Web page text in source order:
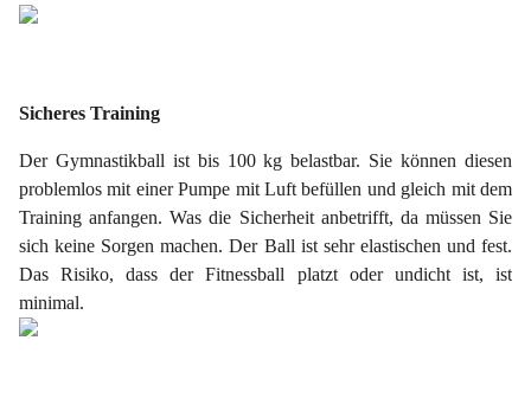
Sicheres Training
Der Gymnastikball ist bis 100 kg belastbar. Sie können diesen
problemlos mit einer Pumpe mit Luft befüllen und gleich mit dem
Training anfangen. Was die Sicherheit anbetrifft, da müssen Sie
sich keine Sorgen machen. Der Ball ist sehr elastischen und fest.
Das Risiko, dass der Fitnessball platzt oder undicht ist, ist
minimal.